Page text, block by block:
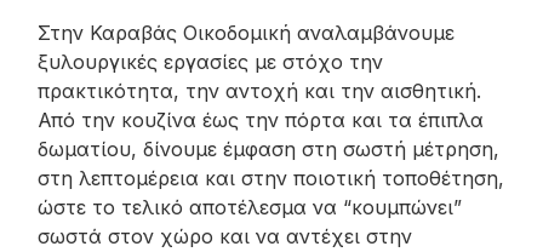
Στην Καραβάς Οικοδομική αναλαμβάνουμε
ξυλουργικές εργασίες με στόχο την
πρακτικότητα, την αντοχή και την αισθητική.
Από την κουζίνα έως την πόρτα και τα έπιπλα
δωματίου, δίνουμε έμφαση στη σωστή μέτρηση,
στη λεπτομέρεια και στην ποιοτική τοποθέτηση,
ώστε το τελικό αποτέλεσμα να “κουμπώνει”
σωστά στον χώρο και να αντέχει στην